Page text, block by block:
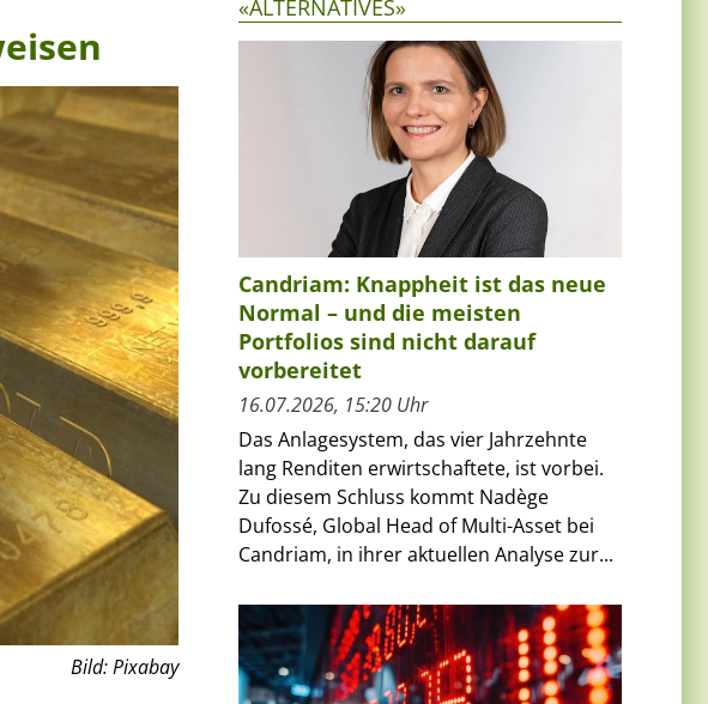
Bild: Pixabay
«ALTERNATIVES»
Candriam: Knappheit ist das neue
Normal – und die meisten
Portfolios sind nicht darauf
vorbereitet
16.07.2026, 15:20 Uhr
Das Anlagesystem, das vier Jahrzehnte
lang Renditen erwirtschaftete, ist vorbei.
Zu diesem Schluss kommt Nadège
Dufossé, Global Head of Multi-Asset bei
Candriam, in ihrer aktuellen Analyse zur...